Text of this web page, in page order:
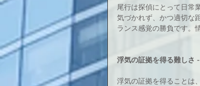
尾行は探偵にとって日常
気づかれず、かつ適切な
ランス感覚の勝負です。
浮気の証拠を得る難しさ
浮気の証拠を得ることは